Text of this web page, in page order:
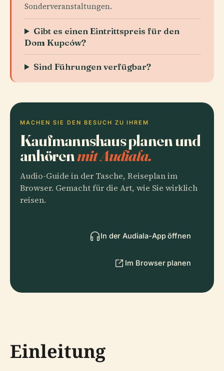
Sonderveranstaltungen.
Gibt es einen Eintrittspreis für den
Dom Kupców?
Sind Führungen verfügbar?
MACHEN SIE DEN BESUCH ZU IHREM
Kaufmannshaus planen und
anhörenmit Audiala.
Audio-Guide in der Tasche, Reiseplan im
Browser. Gemacht für die Art, wie Sie wirklich
reisen.
In der Audiala-App öffnen
Im Browser planen
Einleitung